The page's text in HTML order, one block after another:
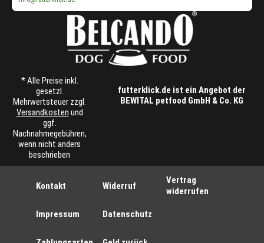
* Alle Preise inkl.
gesetzl.
Mehrwertsteuer zzgl.
Versandkosten und
ggf.
Nachnahmegebühren,
wenn nicht anders
beschrieben
futterklick.de ist ein Angebot der
BEWITAL petfood GmbH & Co. KG
Kontakt
Impressum
Widerruf
Datenschutz
Vertrag
widerrufen